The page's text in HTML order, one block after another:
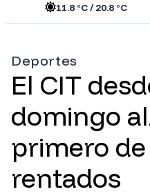
11.8°C /20.8°C
Deportes
El CIT
domingo
primero
rentados